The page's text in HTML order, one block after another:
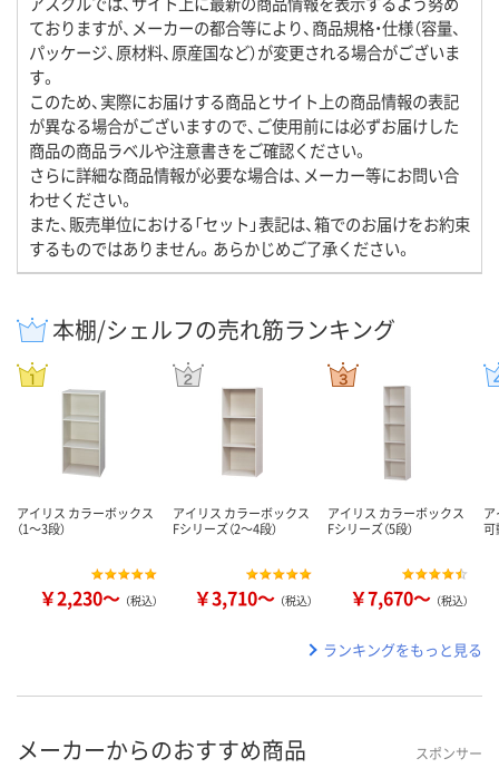
ておりますが、メーカーの都合等により、商品規格・仕様（容量、
パッケージ、原材料、原産国など）が変更される場合がございま
す。
このため、実際にお届けする商品とサイト上の商品情報の表記
が異なる場合がございますので、ご使用前には必ずお届けした
商品の商品ラベルや注意書きをご確認ください。
さらに詳細な商品情報が必要な場合は、メーカー等にお問い合
わせください。
また、販売単位における「セット」表記は、箱でのお届けをお約束
するものではありません。あらかじめご了承ください。
本棚/シェルフの売れ筋ランキング
アイリス カラーボックス
（1～3段）
￥2,230～ （税込）
アイリス カラーボックス
Fシリーズ（2～4段）
￥3,710～ （税込）
アイリス カラーボックス
Fシリーズ（5段）
￥7,670～ （税込）
可
ランキングをもっと見る
メーカーからのおすすめ商品 スポンサー